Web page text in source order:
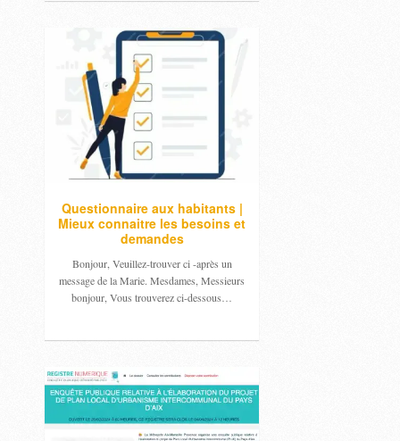
Questionnaire aux habitants |
Mieux connaitre les besoins et
demandes
Bonjour, Veuillez-trouver ci -après un
message de la Marie. Mesdames, Messieurs
bonjour, Vous trouverez ci-dessous…